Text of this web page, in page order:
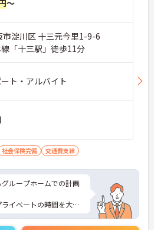
～
市淀川区 十三元今里1-9-6
「十三駅」徒歩11分
ト・アルバイト
社会保険完備 交通費支給
ループホームでの計画
イベートの時間を大切
しっかり反映されま